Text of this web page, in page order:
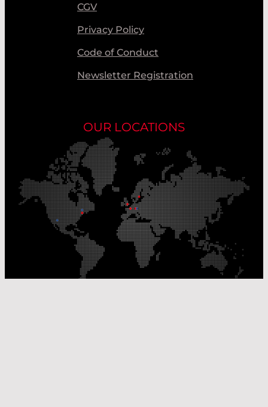
CGV
Privacy Policy
Code of Conduct
Newsletter Registration
OUR LOCATIONS